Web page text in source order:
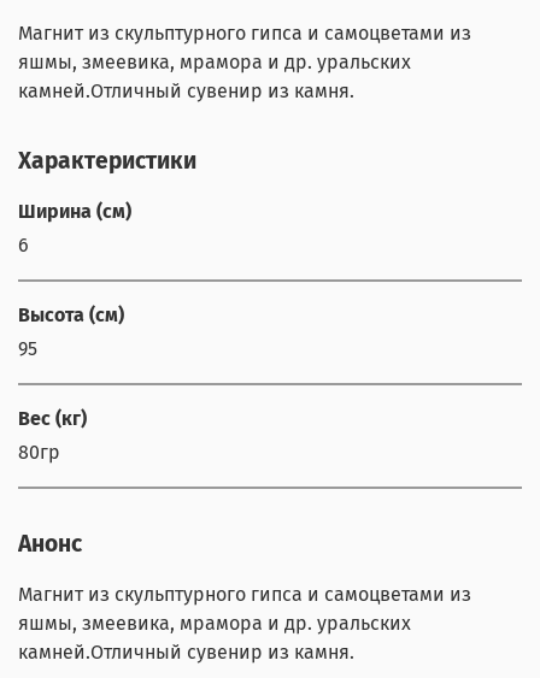
Магнит из скульптурного гипса и самоцветами из
яшмы, змеевика, мрамора и др. уральских
камней.Отличный сувенир из камня.
Характеристики
Ширина (см)
6
Высота (см)
95
Вес (кг)
80гр
Анонс
Магнит из скульптурного гипса и самоцветами из
яшмы, змеевика, мрамора и др. уральских
камней.Отличный сувенир из камня.